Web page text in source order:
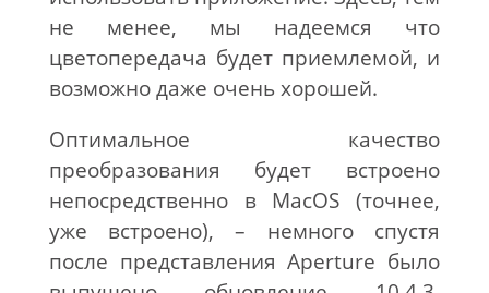
не менее, мы надеемся что
цветопередача будет приемлемой, и
возможно даже очень хорошей.
Оптимальное качество
преобразования будет встроено
непосредственно в MacOS (точнее,
уже встроено), – немного спустя
после представления Aperture было